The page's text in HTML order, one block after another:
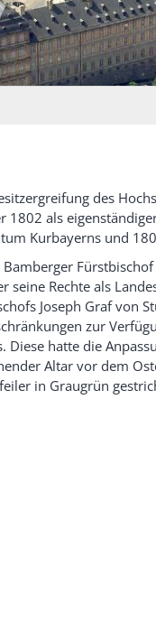
des
1802 als
Kurbayerns und
Bamberger
seine Rechte als
Joseph Graf von
zur
Diese hatte die
Altar vor dem
in Graugrün